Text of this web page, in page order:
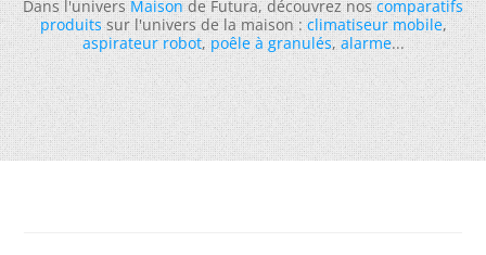
Dans l'universMaisonde Futura, découvrez noscomparatifs
produitssur l'univers de la maison :climatiseur mobile,
aspirateur robot,poêle à granulés,alarme...